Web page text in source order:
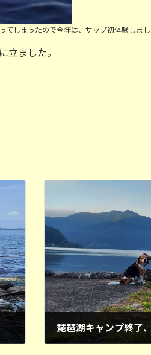
てしまったので今年は、サップ初体験しまし
立ました。
琵琶湖キャンプ終了